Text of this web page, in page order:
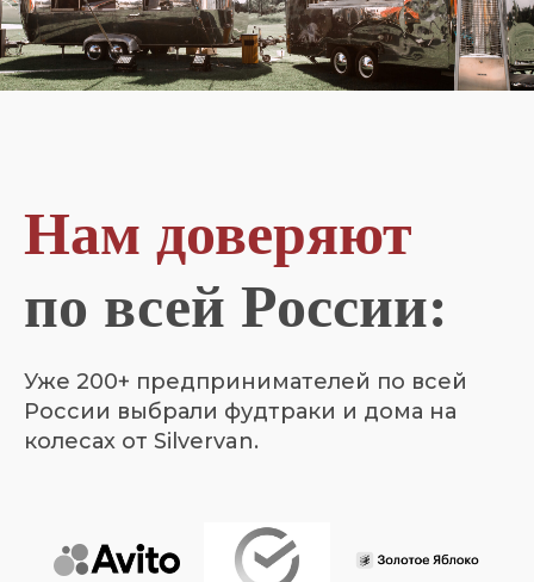
Нам доверяют
по всей России:
Уже 200+ предпринимателей по всей
России выбрали фудтраки и дома на
колесах от Silvervan.